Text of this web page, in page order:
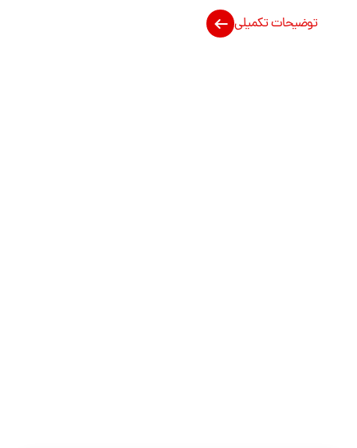
توضیحات تکمیلی